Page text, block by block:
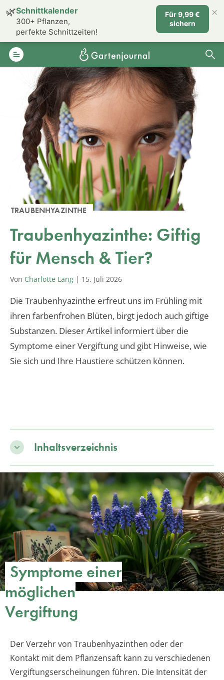
TRAUBENHYAZINTHE
Traubenhyazinthe: Giftig
für Mensch & Tier?
Von Charlotte Lang | 15. Juli 2026
Die Traubenhyazinthe erfreut uns im Frühling mit
ihren farbenfrohen Blüten, birgt jedoch auch giftige
Substanzen. Dieser Artikel informiert über die
Symptome einer Vergiftung und gibt Hinweise, wie
Sie sich und Ihre Haustiere schützen können.
Inhaltsverzeichnis
Symptome einer
möglichen
Vergiftung
Der Verzehr von Traubenhyazinthen oder der
Kontakt mit dem Pflanzensaft kann zu verschiedenen
Vergiftungserscheinungen führen. Die Intensität der
🌿Schnittkalender
300+ Pflanzen,
perfekte Schnittzeiten!
Für 9,99 €
sichern
×